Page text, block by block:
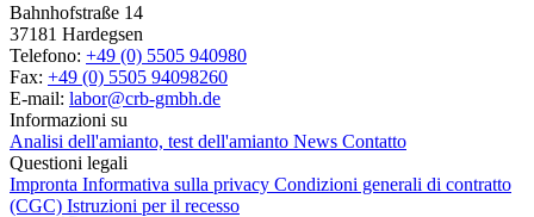
Bahnhofstraße 14
37181 Hardegsen
Telefono: +49 (0) 5505 940980
Fax: +49 (0) 5505 94098260
E-mail: labor@crb-gmbh.de
Informazioni su
Analisi dell'amianto, test dell'amianto News Contatto
Questioni legali
Impronta Informativa sulla privacy Condizioni generali di contratto
(CGC) Istruzioni per il recesso